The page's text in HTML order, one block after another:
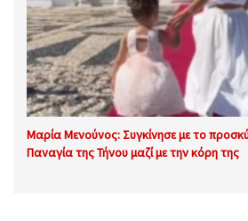
Μαρία Μενούνος: Συγκίνησε με το
Παναγία της Τήνου μαζί με την κόρη της